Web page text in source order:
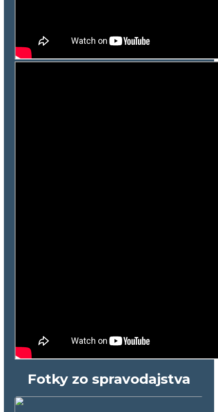
Fotky zo spravodajstva